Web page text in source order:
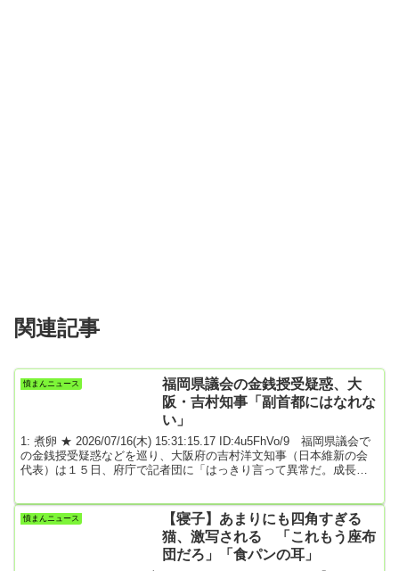
関連記事
憤まんニュース
福岡県議会の金銭授受疑惑、大
阪・吉村知事「副首都にはなれな
い」
1: 煮卵 ★ 2026/07/16(木) 15:31:15.17 ID:4u5FhVo/9 福岡県議会で
の金銭授受疑惑などを巡り、大阪府の吉村洋文知事（日本維新の会
代表）は１５日、府庁で記者団に「はっきり言って異常だ。成長拠
指しており、吉村氏の発言は福岡側をけん制したものとみられる。
福岡県の服部誠太郎知事は１４日の定例記者会見で、副首都構想議
論への影響について問われ、「県政の...
憤まんニュース
【寝子】あまりにも四角すぎる
猫、激写される 「これもう座布
団だろ」「食パンの耳」